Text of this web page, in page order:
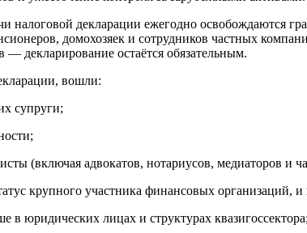
налоговой декларации ежегодно освобождаются
домохозяек и сотрудников частных
— декларирование остаётся обязательным.
вошли:
супруги;
(включая адвокатов, нотариусов, медиаторов и
крупного участника финансовых организаций, и
в юридических лицах и структурах квазигоссектора;